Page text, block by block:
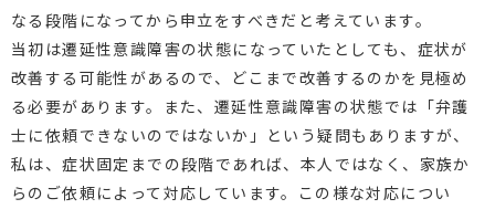
なる段階になってから申立をすべきだと考えています。
当初は遷延性意識障害の状態になっていたとしても、症状が
改善する可能性があるので、どこまで改善するのかを見極め
る必要があります。また、遷延性意識障害の状態では「弁護
士に依頼できないのではないか」という疑問もありますが、
私は、症状固定までの段階であれば、本人ではなく、家族か
らのご依頼によって対応しています。この様な対応につい